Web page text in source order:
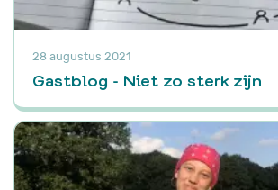
28 augustus 2021
Gastblog - Niet zo sterk zijn